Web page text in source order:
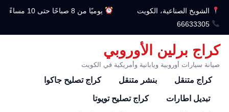
الشويخ الصناعية، الكويت
يوميًا من 8 صباحًا حتى 10 مساءً
66633305
كراج برلين الأوروبي
صيانة سيارات أوروبية ويابانية وأمريكية في الكويت
كراج متنقل بنشر متنقل كراج تصليح جاكوا
تبديل اطارات كراج تصليح تويوتا